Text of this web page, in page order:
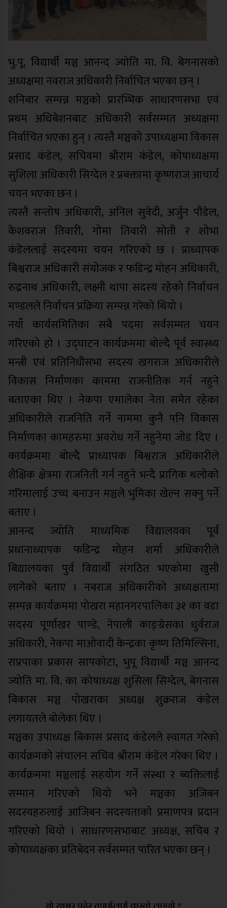
भु.पू. विद्यार्थी मञ्च आनन्द ज्योति मा. वि. बेगनासको
अध्यक्षमा नवराज अधिकारी निर्वाचित भएका छन् ।
शनिबार सम्पन्न मञ्चको प्रारम्भिक साधारणसभा एवं
प्रथम अधिबेशनबाट अधिकारी सर्वसम्मत अध्यक्षमा
निर्वाचित भएका हुन् । त्यस्तै मञ्चको उपाध्यक्षमा विकास
प्रसाद कंडेल, सचिवमा श्रीराम कंडेल, कोषाध्यक्षमा
सुशिला अधिकारी सिग्देल र प्रबक्तामा कृष्णराज आचार्य
चयन भएका छन ।
त्यस्तै सन्तोष अधिकारी, अनिल सुवेदी, अर्जुन पौडेल,
केशवराज तिवारी, गोमा तिवारी सोती र शोभा
कंडेललाई सदस्यमा चयन गरिएको छ । प्राध्यापक
बिश्वराज अधिकारी संयोजक र फडिन्द्र मोहन अधिकारी,
रुद्रनाथ अधिकारी, लक्ष्मी थापा सदस्य रहेको निर्वाचन
मण्डलले निर्वाचन प्रक्रिया सम्पन्न गरेको थियो ।
नयाँ कार्यसमितिका सबै पदमा सर्वसम्मत चयन
गरिएको हो । उद्घाटन कार्यक्रममा बोल्दै पूर्व स्वास्थ्य
मन्त्री एवं प्रतिनिधीसभा सदस्य खगराज अधिकारीले
विकास निर्माणका काममा राजनीतिक गर्न नहुने
बताएका थिए । नेकपा एमालेका नेता समेत रहेका
अधिकारीले राजनिति गर्ने नाममा कुनै पनि विकास
निर्माणका कामहरुमा अवरोध गर्ने नहुनेमा जोड दिए ।
कार्यक्रममा बोल्दै प्राध्यापक बिश्वराज अधिकारीले
शैक्षिक क्षेत्रमा राजनिती गर्न नहुने भन्दै प्रागिक थलोको
गरिमालाई उच्च बनाउन मञ्चले भुमिका खेल्न सक्नु पर्ने
बताए ।
आनन्द ज्योति माध्यमिक विद्यालयका पूर्व
प्रधानाध्यापक फडिन्द्र मोहन शर्मा अधिकारीले
बिद्यालयका पुर्व विद्यार्थी संगठित भएकोमा खुसी
लागेको बताए । नबराज अधिकारीको अध्यक्षतामा
सम्पन्न कार्यक्रममा पोखरा महानगरपालिका ३१ का वडा
सदस्य पूर्णाखर पाण्डे, नेपाली काङ्ग्रेसका धुर्वराज
अधिकारी, नेकपा माओवादी केन्द्रका कृष्ण तिमिल्सिना,
राप्रपाका प्रकास सापकोटा, भुपू विद्यार्थी मञ्च आनन्द
ज्योति मा. वि. का कोषाध्यक्ष शुसिला सिग्देल, बेगनास
बिकास मञ्च पोखराका अध्यक्ष शुक्रराज कंडेल
लगायतले बोलेका थिए ।
मञ्चका उपाध्यक्ष बिकास प्रसाद कंडेलले स्वागत गरेको
कार्यक्रमको संचालन सचिव श्रीराम कंडेल गरेका थिए ।
कार्यक्रममा मञ्चलाई सहयोग गर्ने संस्था र ब्यक्तिलाई
सम्मान गरिएको थियो भने मञ्चका अजिबन
सदस्यहरुलाई आजिबन सदस्यताको प्रमाणपत्र प्रदान
गरिएको थियो । साधारणसभाबाट अध्यक्ष, सचिब र
कोषाध्यक्षका प्रतिबेदन सर्वसम्मत पारित भएका छन् ।